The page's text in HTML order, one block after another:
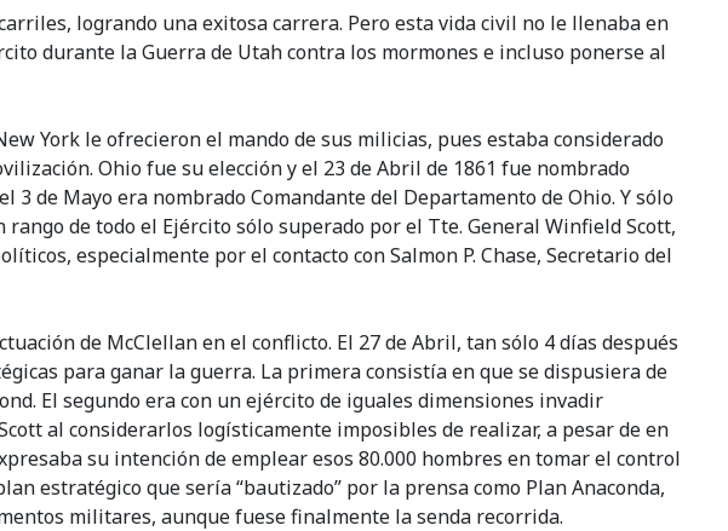
logrando una exitosa carrera. Pero esta vida civil no le llenaba en
durante la Guerra de Utah contra los mormones e incluso ponerse al
York le ofrecieron el mando de sus milicias, pues estaba considerado
Ohio fue su elección y el 23 de Abril de 1861 fue nombrado
de Mayo era nombrado Comandante del Departamento de Ohio. Y sólo
de todo el Ejército sólo superado por el Tte. General Winfield Scott,
especialmente por el contacto con Salmon P. Chase, Secretario del
de McClellan en el conflicto. El 27 de Abril, tan sólo 4 días después
para ganar la guerra. La primera consistía en que se dispusiera de
El segundo era con un ejército de iguales dimensiones invadir
al considerarlos logísticamente imposibles de realizar, a pesar de en
su intención de emplear esos 80.000 hombres en tomar el control
estratégico que sería “bautizado” por la prensa como Plan Anaconda,
militares, aunque fuese finalmente la senda recorrida.